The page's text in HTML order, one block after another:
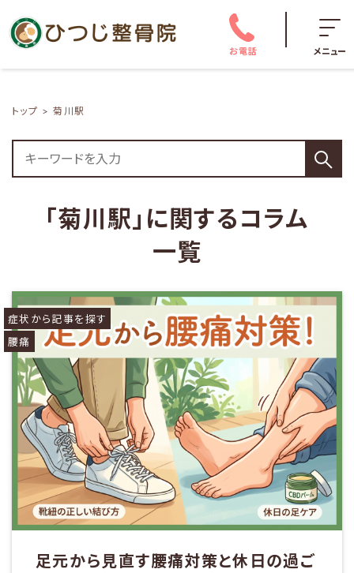
お電話 メニュー
トップ 菊川駅
「菊川駅」に関するコラム
一覧
足元から見直す腰痛対策と休日の過ご
症状から記事を探す
腰痛